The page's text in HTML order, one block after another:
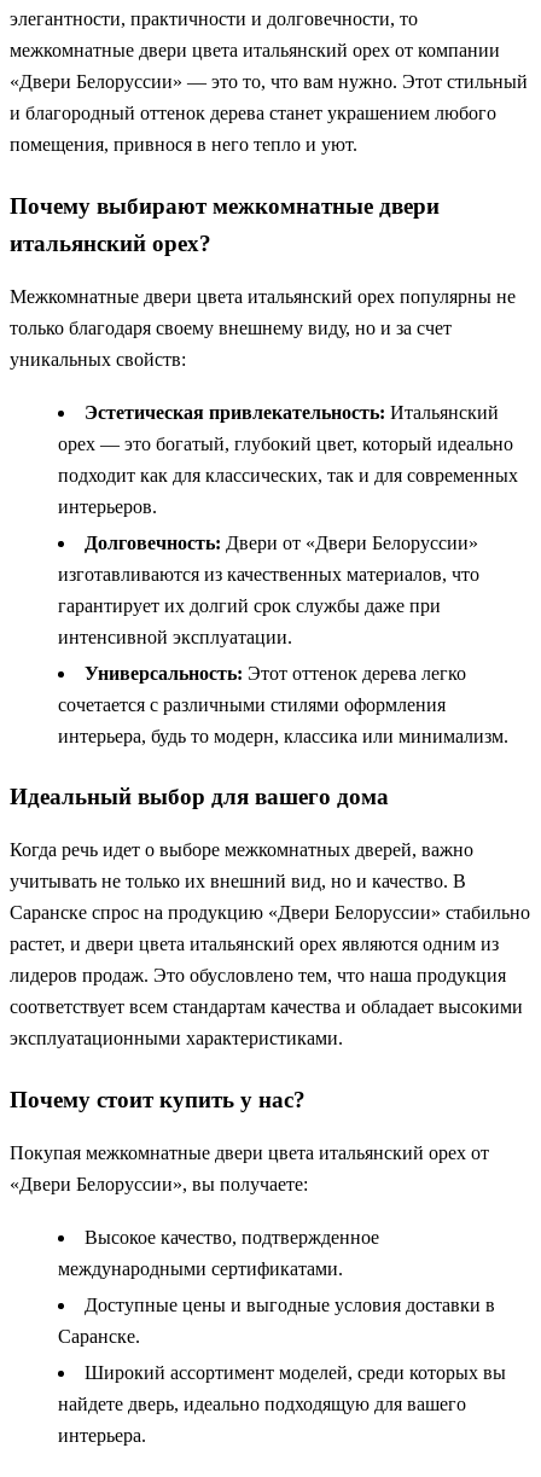
элегантности, практичности и долговечности, то
межкомнатные двери цвета итальянский орех от компании
«Двери Белоруссии» — это то, что вам нужно. Этот стильный
и благородный оттенок дерева станет украшением любого
помещения, привнося в него тепло и уют.
Почему выбирают межкомнатные двери
итальянский орех?
Межкомнатные двери цвета итальянский орех популярны не
только благодаря своему внешнему виду, но и за счет
уникальных свойств:
Эстетическая привлекательность: Итальянский
орех — это богатый, глубокий цвет, который идеально
подходит как для классических, так и для современных
интерьеров.
Долговечность: Двери от «Двери Белоруссии»
изготавливаются из качественных материалов, что
гарантирует их долгий срок службы даже при
интенсивной эксплуатации.
Универсальность: Этот оттенок дерева легко
сочетается с различными стилями оформления
интерьера, будь то модерн, классика или минимализм.
Идеальный выбор для вашего дома
Когда речь идет о выборе межкомнатных дверей, важно
учитывать не только их внешний вид, но и качество. В
Саранске спрос на продукцию «Двери Белоруссии» стабильно
растет, и двери цвета итальянский орех являются одним из
лидеров продаж. Это обусловлено тем, что наша продукция
соответствует всем стандартам качества и обладает высокими
эксплуатационными характеристиками.
Почему стоит купить у нас?
Покупая межкомнатные двери цвета итальянский орех от
«Двери Белоруссии», вы получаете:
Высокое качество, подтвержденное
международными сертификатами.
Доступные цены и выгодные условия доставки в
Саранске.
Широкий ассортимент моделей, среди которых вы
найдете дверь, идеально подходящую для вашего
интерьера.